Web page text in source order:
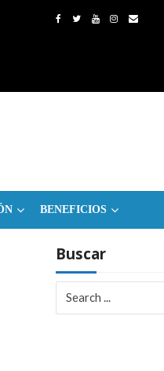
BENEFICIOS
Buscar
for: